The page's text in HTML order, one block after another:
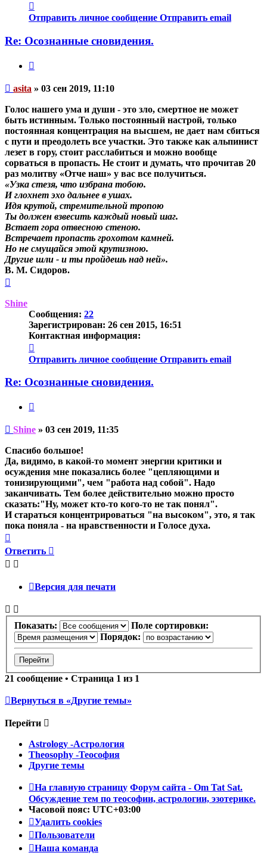
информация
пользователя
Отправить личное сообщение Отправить email
Re: Осознанные сновидения.
Непрочитанное
asita » 03 сен 2019, 11:10
Голос нашего ума и души - это зло, смертное не может
быть истинным. Только постоянный настрой, только
постоянная концентрация на высшем, не дает нам сбиться
с пути и преодолеть все участки. Это также как альпинист
лезет в гору, стоит расслабиться и можно вообще
сорваться в пропасть. Не стоит и думать, что прочитав 20
раз молитву «Отче наш» у вас все получиться.
«Узка стезя, что избрана тобою.
И глохнет эхо дальнее в ушах.
Идя крутой, стремительной тропою
Ты должен взвесить каждый новый шаг.
Встает гора отвесною стеною.
Встречает пропасть грохотом камней.
Но не смущайся этой крутизною.
Другие шли - и ты пройдешь над ней».
В. М. Сидоров.
началу
Shine
Сообщения: 22
Зарегистрирован: 26 сен 2015, 16:51
Контактная информация:
информация
пользователя
Отправить личное сообщение Отправить email
Re: Осознанные сновидения.
Непрочитанное
Shine » 03 сен 2019, 11:35
Спасибо большое!
Да, видимо, в какой-то момент энергии критики и
осуждения мне показались более "цепляющими и
тонизирующими", чем "работа над собой". Надо
заканчивать. Тем более действительно можно просто
сказать:"Ну, может кто-то кого-то не так понял".
И стараться концентрироваться "на высоком", это, я так
пока поняла - на нравственности и Голосе духа.
к
началу
Ответить
Версия для печати
Показать:
Поле сортировки:
Порядок:
21 сообщение • Страница 1 из 1
Вернуться в «Другие темы»
Перейти
Astrology -Астрология
Theosophy -Теософия
Другие темы
На главную страницу Форум сайта - Om Tat Sat.
Обсуждение тем по теософии, астрологии, эзотерике.
Часовой пояс: UTC+03:00
Удалить cookies
Пользователи
Наша команда